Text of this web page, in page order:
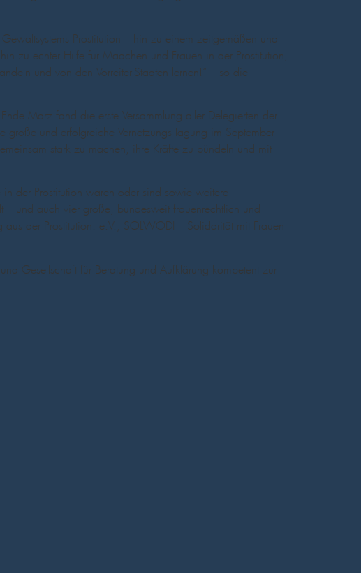
Prostitution – hin zu einem zeitgemäßen und
zu echter Hilfe für Mädchen und Frauen in der Prostitution,
und von den Vorreiter-Staaten lernen!“ – so die
März fand die erste Versammlung aller Delegierten der
und erfolgreiche Vernetzungs-Tagung im September
stark zu machen, ihre Kräfte zu bündeln und mit
der Prostitution waren oder sind sowie weitere
– und auch vier große, bundesweit frauenrechtlich und
aus der Prostitution! e.V., SOLWODI – Solidarität mit Frauen
Gesellschaft für Beratung und Aufklärung kompetent zur